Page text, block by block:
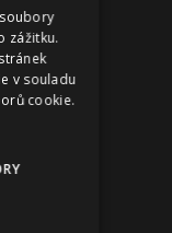
zážitku.
v souladu
cookie.